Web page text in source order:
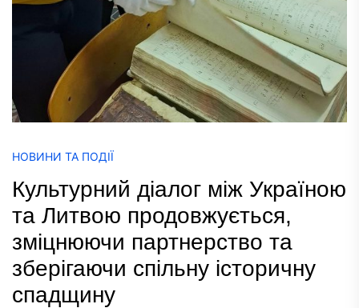
НОВИНИ ТА ПОДІЇ
Культурний діалог між Україною
та Литвою продовжується,
зміцнюючи партнерство та
зберігаючи спільну історичну
спадщину